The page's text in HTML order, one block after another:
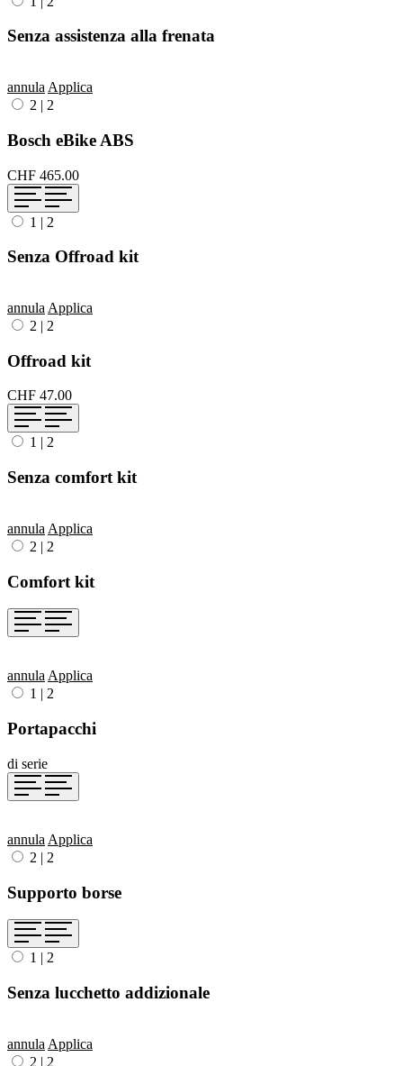
Senza assistenza alla frenata
annula Applica
2 | 2
Bosch eBike ABS
CHF 465.00
1 | 2
Senza Offroad kit
annula Applica
2 | 2
Offroad kit
CHF 47.00
1 2
Senza comfort kit
annula Applica
2 | 2
Comfort kit
annula Applica
1 | 2
Portapacchi
di serie
annula Applica
2 | 2
Supporto borse
1 | 2
Senza lucchetto addizionale
annula Applica
2 | 2